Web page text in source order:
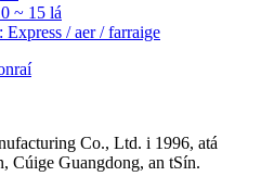
~ 15 lá
Express / aer / farraige
Co., Ltd. i 1996, atá
Cúige Guangdong, an tSín.